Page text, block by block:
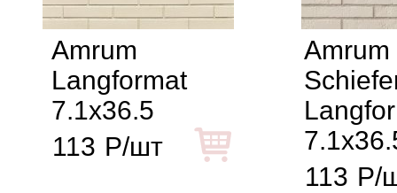
Amrum
Langformat
7.1x36.5
113 Р/шт
Amrum
113 Р/